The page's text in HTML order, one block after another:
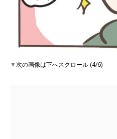
▼次の画像は下へスクロール (4/6)